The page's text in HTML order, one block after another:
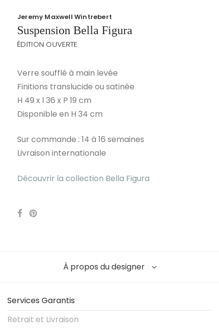
Jeremy Maxwell Wintrebert
Suspension Bella Figura
ÉDITION OUVERTE
Verre soufflé à main levée
Finitions translucide ou satinée
H 49 x l 36 x P 19 cm
Disponible en H 34 cm
Sur commande : 14 à 16 semaines
Livraison internationale
Découvrir la collection Bella Figura
À propos du designer
Services Garantis
Retrait et Livraison